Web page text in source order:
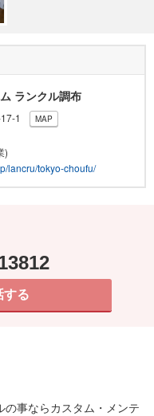
ランクル調布
1 MAP
)
lancru/tokyo-choufu/
する
事ならカスタム・メンテ